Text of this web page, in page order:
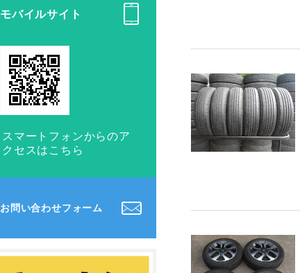
モバイルサイト
スマートフォンからのア
クセスはこちら
お問い合わせフォーム